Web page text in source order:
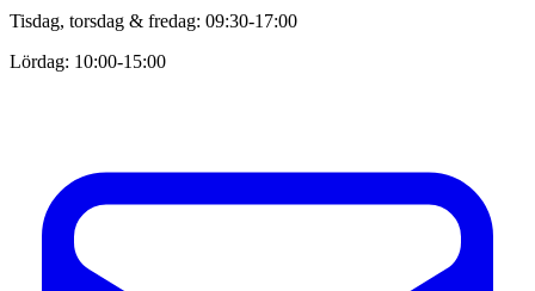
Tisdag, torsdag & fredag: 09:30-17:00
Lördag: 10:00-15:00